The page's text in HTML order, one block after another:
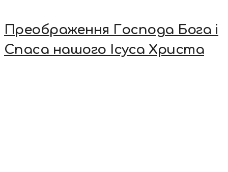
Преображення Господа Бога і
Спаса нашого Ісуса Христа